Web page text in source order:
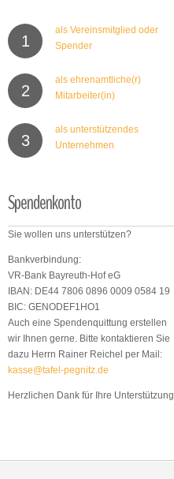
1
als Vereinsmitglied oder
Spender
2
als ehrenamtliche(r)
Mitarbeiter(in)
3
als unterstützendes
Unternehmen
Spendenkonto
Sie wollen uns unterstützen?
Bankverbindung:
VR-Bank Bayreuth-Hof eG
IBAN: DE44 7806 0896 0009 0584 19
BIC: GENODEF1HO1
Auch eine Spendenquittung erstellen
wir Ihnen gerne. Bitte kontaktieren Sie
dazu Herrn Rainer Reichel per Mail:
kasse@tafel-pegnitz.de
Herzlichen Dank für Ihre Unterstützung.